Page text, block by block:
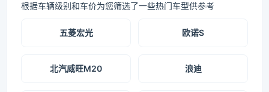
根据车辆级别和车价为您筛选了一些热门车型供参考
五菱宏光 欧诺S
北汽威旺M20 浪迪